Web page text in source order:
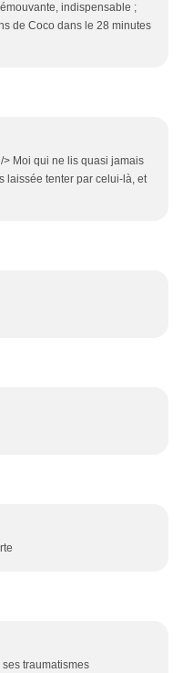
indispensable ;
de Coco dans le 28 minutes
> Moi qui ne lis quasi jamais
laissée tenter par celui-là, et
traumatismes